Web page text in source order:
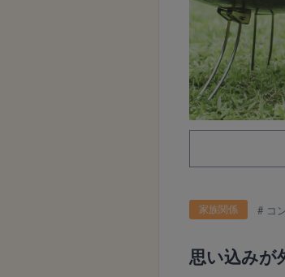
家族関係 コ
思い込みが